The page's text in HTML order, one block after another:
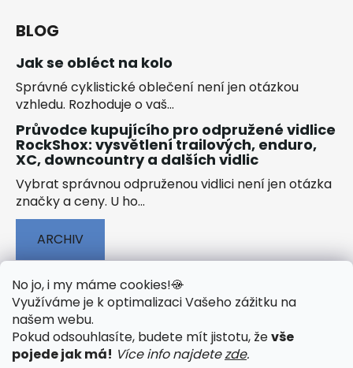
No jo, i my máme cookies!🍪
Využíváme je k optimalizaci Vašeho zážitku na
našem webu.
Pokud odsouhlasíte, budete mít jistotu, ževše
pojede jak má! Více info najdetezde.
BLOG
Jak se obléct na kolo
Správné cyklistické oblečení není jen otázkou
vzhledu. Rozhoduje o vaš...
Průvodce kupujícího pro odpružené vidlice
RockShox: vysvětlení trailových, enduro,
XC, downcountry a dalších vidlic
Vybrat správnou odpruženou vidlici není jen otázka
značky a ceny. U ho...
ARCHIV
🟢 TECHNOLOGIE
🟢 O ELEKTROKOLECH
🟢 NÁVODY KE STAŽENÍ